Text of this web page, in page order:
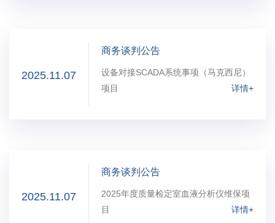
2025.11.07
商务谈判公告
设备对接SCADA系统事项（马克西尼）
项目
详情+
2025.11.07
商务谈判公告
2025年度质量检定室血液分析仪维保项
目
详情+